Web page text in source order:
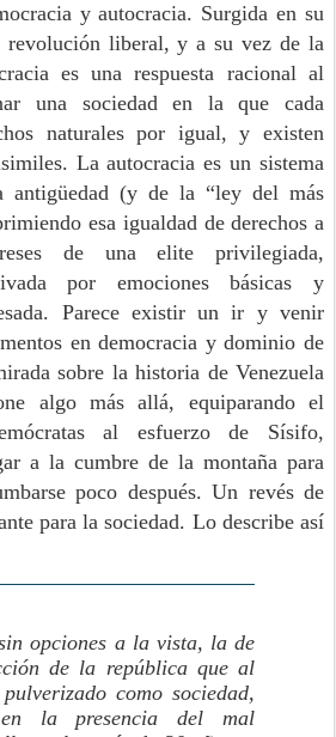
y autocracia. Surgida en su
revolución liberal, y a su vez de la
es una respuesta racional al
una sociedad en la que cada
naturales por igual, y existen
La autocracia es un sistema
antigüedad (y de la “ley del más
esa igualdad de derechos a
de una elite privilegiada,
por emociones básicas y
Parece existir un ir y venir
en democracia y dominio de
sobre la historia de Venezuela
algo más allá, equiparando el
al esfuerzo de Sísifo,
a la cumbre de la montaña para
poco después. Un revés de
para la sociedad. Lo describe así
opciones a la vista, la de
de la república que al
como sociedad,
en la presencia del mal